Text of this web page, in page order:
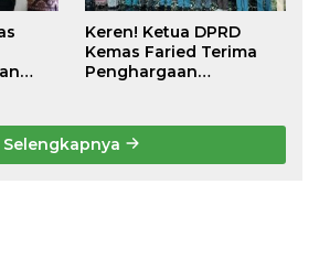
Keren! Ketua DPRD
Kemas Faried Terima
Penghargaan
dari Persekutuan
Pengakap Malaysia
Selengkapnya